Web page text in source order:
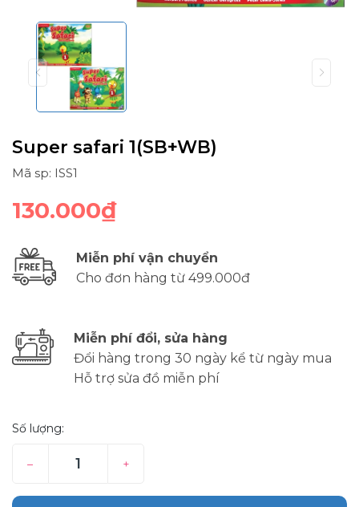
Super safari 1(SB+WB)
Mã sp: ISS1
130.000₫
Miễn phí vận chuyển
Cho đơn hàng từ 499.000đ
Miễn phí đổi, sửa hàng
Đổi hàng trong 30 ngày kể từ ngày mua
Hỗ trợ sửa đồ miễn phí
Số lượng:
– +